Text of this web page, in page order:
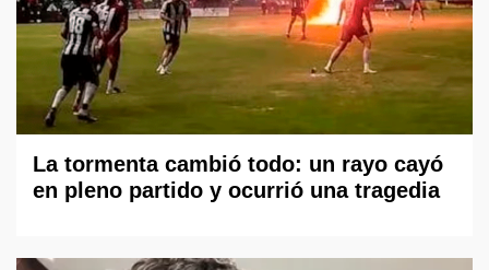
La tormenta cambió todo: un rayo cayó
en pleno partido y ocurrió una tragedia